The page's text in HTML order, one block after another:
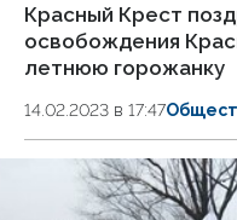
Красный Крест
освобождения
летнюю горожанку
14.02.2023 в 17:47